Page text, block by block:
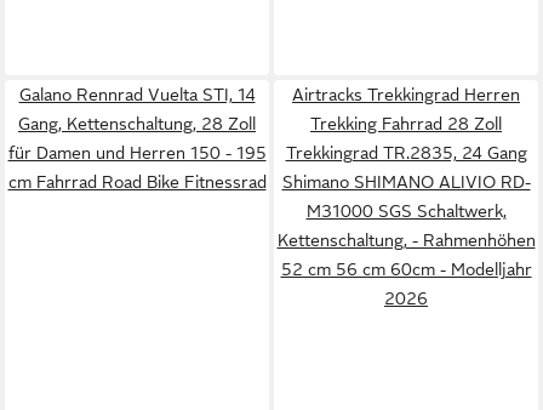
Galano Rennrad Vuelta STI, 14
Gang, Kettenschaltung, 28 Zoll
für Damen und Herren 150 - 195
cm Fahrrad Road Bike Fitnessrad
Airtracks Trekkingrad Herren
Trekking Fahrrad 28 Zoll
Trekkingrad TR.2835, 24 Gang
Shimano SHIMANO ALIVIO RD-
M31000 SGS Schaltwerk,
Kettenschaltung, - Rahmenhöhen
52 cm 56 cm 60cm - Modelljahr
2026